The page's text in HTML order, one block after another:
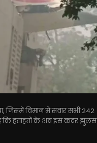
जिसमें विमान में सवार सभी 242
है कि हताहतों के शव इस कदर झुलस